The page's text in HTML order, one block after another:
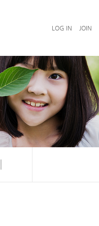
LOG IN JOIN